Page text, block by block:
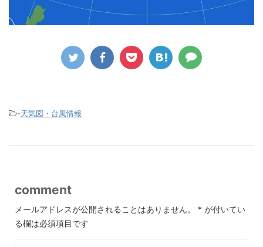
-天気図・台風情報
comment
メールアドレスが公開されることはありません。 * が付いてい
る欄は必須項目です